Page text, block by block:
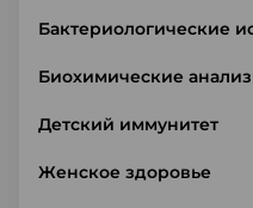
Бактериологические
Биохимические
Детский иммунитет
Женское здоровье